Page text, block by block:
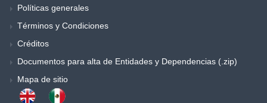
Políticas generales
Términos y Condiciones
Créditos
Documentos para alta de Entidades y Dependencias (.zip)
Mapa de sitio